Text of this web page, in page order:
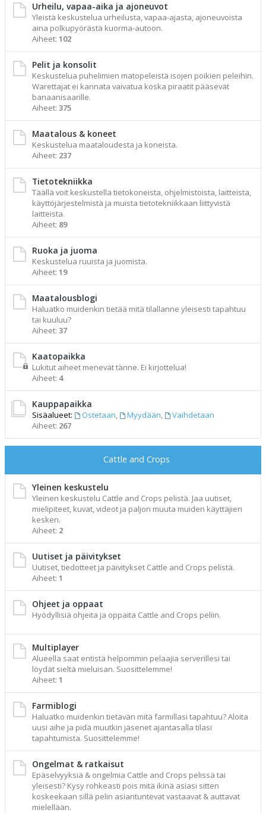
Urheilu, vapaa-aika ja ajoneuvot
Yleistä keskustelua urheilusta, vapaa-ajasta, ajoneuvoista
aina polkupyörästä kuorma-autoon.
Aiheet: 102
Pelit ja konsolit
Keskustelua puhelimien matopeleistä isojen poikien peleihin.
Warettajat ei kannata vaivatua koska piraatit pääsevät
banaanisaarille.
Aiheet: 375
Maatalous & koneet
Keskustelua maataloudesta ja koneista.
Aiheet: 237
Tietotekniikka
Täällä voit keskustella tietokoneista, ohjelmistoista, laitteista,
käyttöjärjestelmistä ja muista tietotekniikkaan liittyvistä
laitteista.
Aiheet: 89
Ruoka ja juoma
Keskustelua ruuista ja juomista.
Aiheet: 19
Maatalousblogi
Haluatko muidenkin tietää mitä tilallanne yleisesti tapahtuu
tai kuuluu?
Aiheet: 37
Kaatopaikka
Lukitut aiheet menevät tänne. Ei kirjottelua!
Aiheet: 4
Kauppapaikka
Sisäalueet: Ostetaan, Myydään,
Vaihdetaan
Aiheet: 267
Cattle and Crops
Yleinen keskustelu
Yleinen keskustelu Cattle and Crops pelistä. Jaa uutiset,
mielipiteet, kuvat, videot ja paljon muuta muiden käyttäjien
kesken.
Aiheet: 2
Uutiset ja päivitykset
Uutiset, tiedotteet ja päivitykset Cattle and Crops pelistä.
Aiheet: 1
Ohjeet ja oppaat
Hyödyllisiä ohjeita ja oppaita Cattle and Crops peliin.
Multiplayer
Alueella saat entistä helpommin pelaajia serverillesi tai
löydät sieltä mieluisan. Suosittelemme!
Aiheet: 1
Farmiblogi
Haluatko muidenkin tietävän mitä farmillasi tapahtuu? Aloita
uusi aihe ja pidä muutkin jäsenet ajantasalla tilasi
tapahtumista. Suosittelemme!
Ongelmat & ratkaisut
Epäselvyyksiä & ongelmia Cattle and Crops pelissä tai
yleisesti? Kysy rohkeasti pois mitä ikinä asiasi sitten
koskeekaan sillä pelin asiantuntevat vastaavat & auttavat
mielellään.